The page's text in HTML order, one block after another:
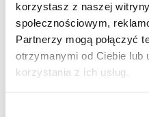
korzystasz z naszej
społecznościowym,
Partnerzy mogą połączyć
otrzymanymi od Ciebie lub
korzystania z ich usług.